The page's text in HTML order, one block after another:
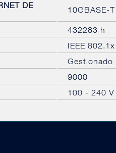
DE
10GBASE-T
432283 h
IEEE 802.1x
Gestionado
9000
100 - 240 V